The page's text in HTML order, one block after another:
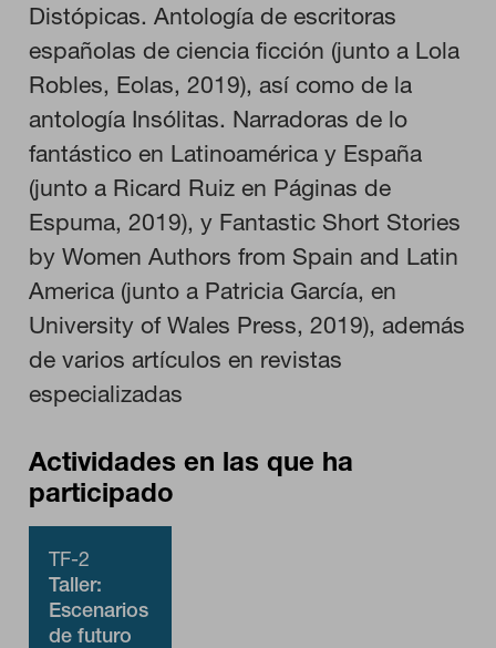
Distópicas. Antología de escritoras
españolas de ciencia ficción (junto a Lola
Robles, Eolas, 2019), así como de la
antología Insólitas. Narradoras de lo
fantástico en Latinoamérica y España
(junto a Ricard Ruiz en Páginas de
Espuma, 2019), y Fantastic Short Stories
by Women Authors from Spain and Latin
America (junto a Patricia García, en
University of Wales Press, 2019), además
de varios artículos en revistas
especializadas
Actividades en las que ha
participado
TF-2
Taller:
Escenarios
de futuro